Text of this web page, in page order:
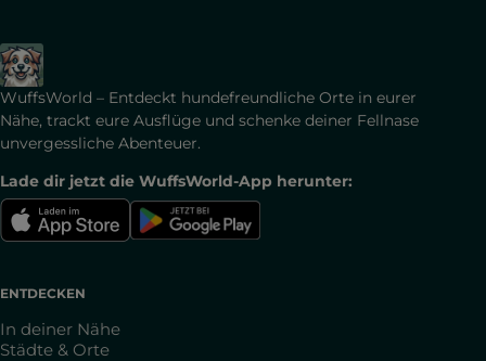
WuffsWorld – Entdeckt hundefreundliche Orte in eurer
Nähe, trackt eure Ausflüge und schenke deiner Fellnase
unvergessliche Abenteuer.
Lade dir jetzt die WuffsWorld-App herunter:
ENTDECKEN
In deiner Nähe
Städte & Orte